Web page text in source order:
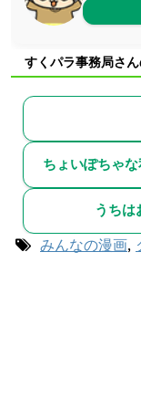
すくパラ事務局さ
ちょいぽちゃ
うちは
みんなの漫画,